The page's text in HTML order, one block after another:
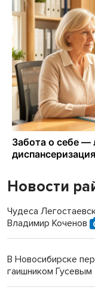
Новости
Чудеса
Владимир Коченов
В Новосибирске
гаишником Гусевым